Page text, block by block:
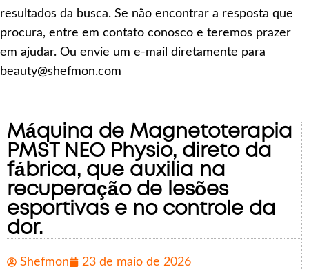
resultados da busca. Se não encontrar a resposta que
procura, entre em contato conosco e teremos prazer
em ajudar. Ou envie um e-mail diretamente para
beauty@shefmon.com
Máquina de Magnetoterapia
PMST NEO Physio, direto da
fábrica, que auxilia na
recuperação de lesões
esportivas e no controle da
dor.
Shefmon 23 de maio de 2026